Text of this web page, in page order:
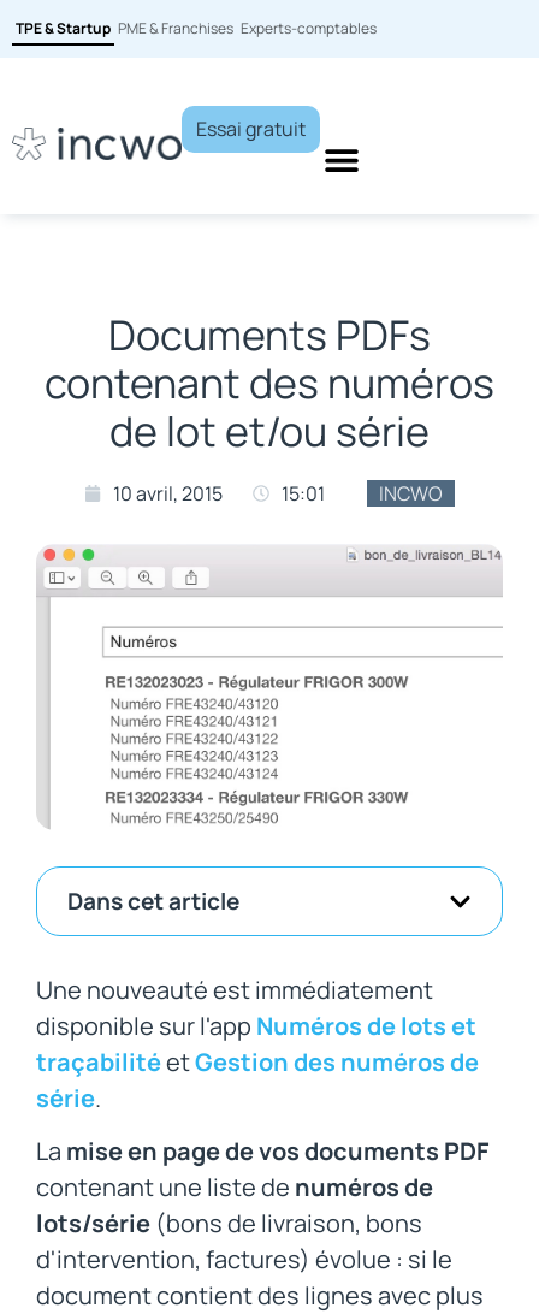
TPE & Startup PME & Franchises Experts-comptables
Essai gratuit
Documents PDFs
contenant des numéros
de lot et/ou série
10 avril, 2015 15:01 INCWO
Dans cet article
Une nouveauté est immédiatement
disponible sur l'app Numéros de lots et
traçabilitéetGestion des numéros de
série.
La mise en page de vos documents PDF
contenant une liste de numéros de
lots/série (bons de livraison, bons
d'intervention, factures) évolue : si le
document contient des lignes avec plus